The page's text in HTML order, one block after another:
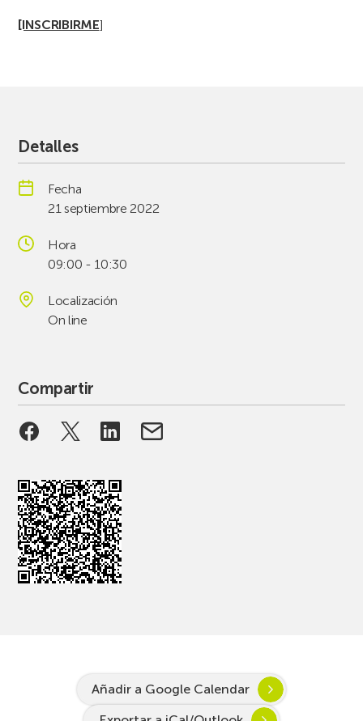
[INSCRIBIRME]
Detalles
Fecha
21 septiembre 2022
Hora
09:00 - 10:30
Localización
On line
Compartir
Añadir a Google Calendar